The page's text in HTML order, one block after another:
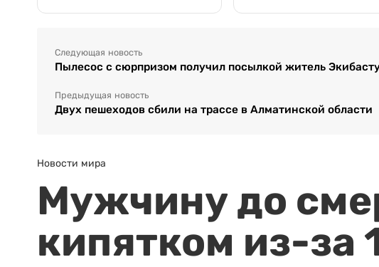
Следующая новость
Пылесос с сюрпризом получил посылкой житель
Предыдущая новость
Двух пешеходов сбили на трассе в Алматинской области
Новости мира
Мужчину до
кипятком из-за